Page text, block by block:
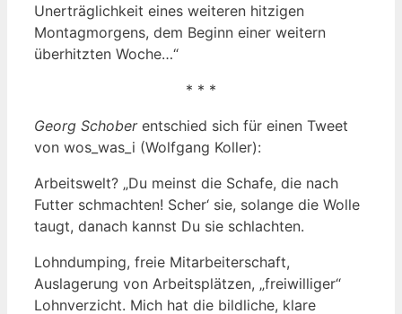
Unerträglichkeit eines weiteren hitzigen
Montagmorgens, dem Beginn einer weitern
überhitzten Woche…“
* * *
Georg Schoberentschied sich für einen Tweet
von wos_was_i (Wolfgang Koller):
Arbeitswelt? „Du meinst die Schafe, die nach
Futter schmachten! Scher‘ sie, solange die Wolle
taugt, danach kannst Du sie schlachten.
Lohndumping, freie Mitarbeiterschaft,
Auslagerung von Arbeitsplätzen, „freiwilliger“
Lohnverzicht. Mich hat die bildliche, klare